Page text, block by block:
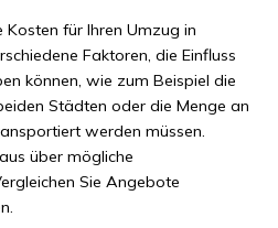
für Ihren Umzug in
Faktoren, die Einfluss
können, wie zum Beispiel die
Städten oder die Menge an
werden müssen.
über mögliche
Sie Angebote